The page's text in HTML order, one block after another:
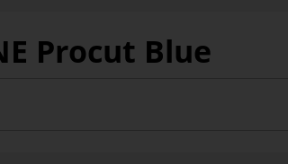
Procut Blue